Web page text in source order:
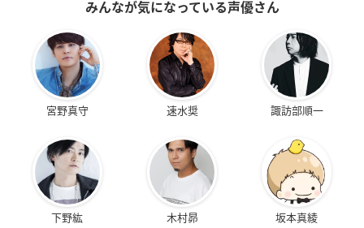
みんなが気になっている声優さん
宮野真守 速水奨 諏訪部順一
下野紘 木村昴 坂本真綾